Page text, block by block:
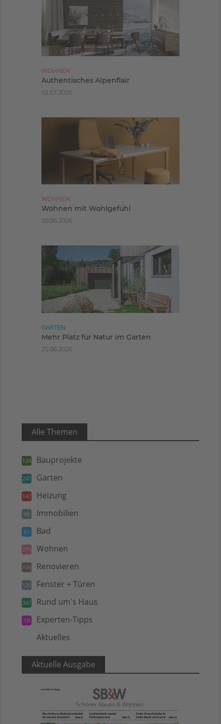
WOHNEN
Authentisches Alpenflair
02.07.2026
WOHNEN
Wohnen mit Wohlgefühl
30.06.2026
GARTEN
Mehr Platz für Natur im Garten
25.06.2026
Alle Themen
134 Bauprojekte
247 Garten
142 Heizung
48 Immobilien
61 Bad
279 Wohnen
104 Renovieren
120 Fenster + Türen
347 Rund um's Haus
18 Experten-Tipps
Aktuelles
Aktuelle Ausgabe